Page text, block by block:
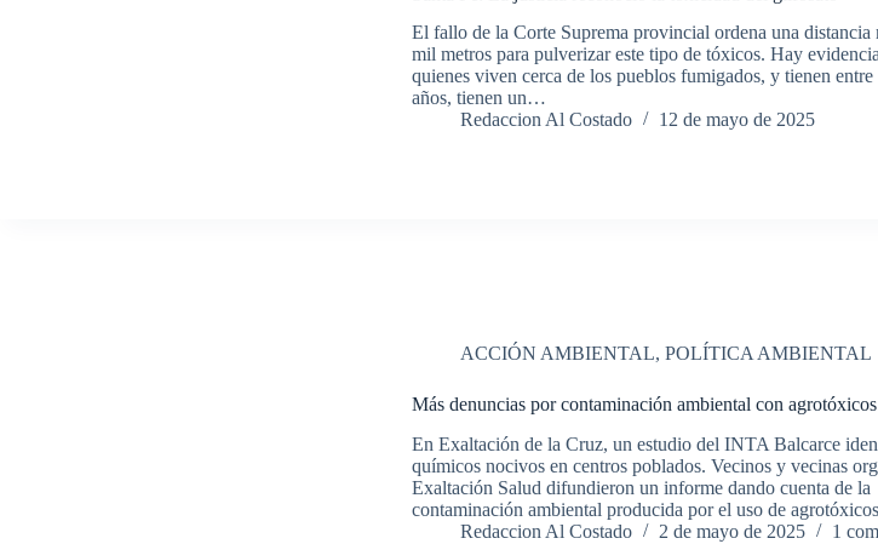
El fallo de la Corte Suprema provincial ordena una distancia
mil metros para pulverizar este tipo de tóxicos. Hay
quienes viven cerca de los pueblos fumigados, y tienen
años, tienen un…
Redaccion Al Costado
12 de mayo de 2025
ACCIÓN AMBIENTAL, POLÍTICA AMBIENTAL
Más denuncias por contaminación ambiental con agrotóxicos
En Exaltación de la Cruz, un estudio del INTA Balcarce
químicos nocivos en centros poblados. Vecinos y vecinas
Exaltación Salud difundieron un informe dando cuenta de la
contaminación ambiental producida por el uso de
Redaccion Al Costado
2 de mayo de 2025 1